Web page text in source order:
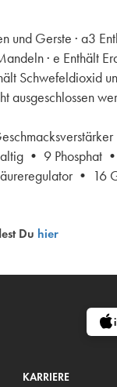
Gerste · a3
· e Enthält
ausgeschlossen
• 9 Phosphat
•
Du hier
KARRIERE